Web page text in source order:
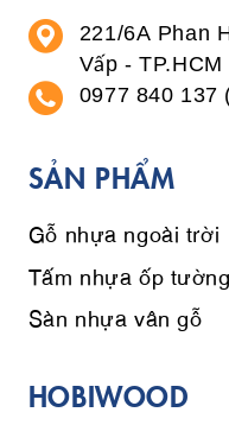
221/6A Phan
Vấp - TP.HCM
0977 840 137
SẢN PHẨM
Gỗ nhựa ngoài trời
Tấm nhựa ốp tường
Sàn nhựa vân gỗ
HOBIWOOD